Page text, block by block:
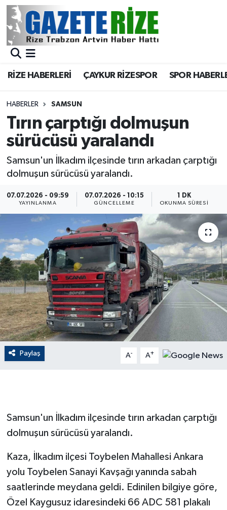
RİZE HABERLERİ ÇAYKUR RİZESPOR SPOR
HABERLER SAMSUN
Tırın çarptığı dolmuşun
sürücüsü yaralandı
Samsun'un İlkadım ilçesinde tırın arkadan çarptığı
dolmuşun sürücüsü yaralandı.
07.07.2026 - 09:59
YAYINLANMA
07.07.2026 - 10:15
GÜNCELLEME
1 DK
OKUNMA SÜRESI
Paylaş A- A+
Samsun'un İlkadım ilçesinde tırın arkadan çarptığı
dolmuşun sürücüsü yaralandı.
Kaza, İlkadım ilçesi Toybelen Mahallesi Ankara
yolu Toybelen Sanayi Kavşağı yanında sabah
saatlerinde meydana geldi. Edinilen bilgiye göre,
Özel Kaygusuz idaresindeki 66 ADC 581 plakalı
BÖLGEMİZ
Asayiş
Rize Jandarma Komutanlığı
Bilim Teknoloji
Advertising news
Canlı Maç
ÇEVRE
Dış Haberler
Dünya
EĞİTİM
EKONOMİ
Gayrimenkul
GENEL
GÜNDEM
Merkez Nöbetçi Eczaneler
Merkez Trafik Yoğunluk Haritası
Süper Lig Puan Durumu ve Fikstür
Tüm Manşetler
Son Dakika Haberleri
Haber Arşivi